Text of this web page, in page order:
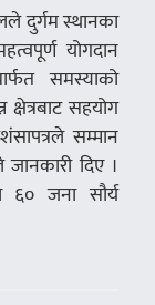
दुर्गम स्थानका
योगदान
समस्याको
क्षेत्रबाट सहयोग
सम्मान
दिए ।
६० जना सौर्य